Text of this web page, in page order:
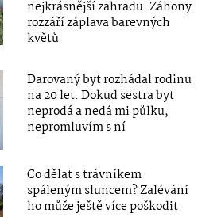
nejkrásnější zahradu. Záhony
rozzáří záplava barevných
květů
Darovaný byt rozhádal rodinu
na 20 let. Dokud sestra byt
neprodá a nedá mi půlku,
nepromluvím s ní
Co dělat s trávníkem
spáleným sluncem? Zalévání
ho může ještě více poškodit